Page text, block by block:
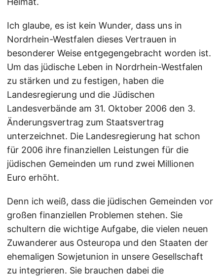
Ich glaube, es ist kein Wunder, dass uns in
Nordrhein-Westfalen dieses Vertrauen in
besonderer Weise entgegengebracht worden ist.
Um das jüdische Leben in Nordrhein-Westfalen
zu stärken und zu festigen, haben die
Landesregierung und die Jüdischen
Landesverbände am 31. Oktober 2006 den 3.
Änderungsvertrag zum Staatsvertrag
unterzeichnet. Die Landesregierung hat schon
für 2006 ihre finanziellen Leistungen für die
jüdischen Gemeinden um rund zwei Millionen
Euro erhöht.
Denn ich weiß, dass die jüdischen Gemeinden vor
großen finanziellen Problemen stehen. Sie
schultern die wichtige Aufgabe, die vielen neuen
Zuwanderer aus Osteuropa und den Staaten der
ehemaligen Sowjetunion in unsere Gesellschaft
zu integrieren. Sie brauchen dabei die